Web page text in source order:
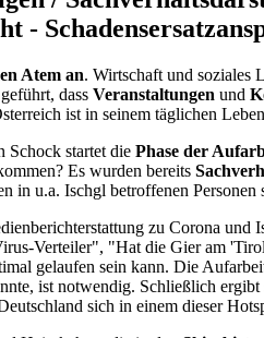
-
Atem an. Wirtschaft und soziales
dass Veranstaltungen und
ist in seinem täglichen
Schock startet die Phase der
Es wurden bereits
in u.a. Ischgl betroffenen Personen
zu Corona
Verteiler", "Hat die Gier am
gelaufen sein kann. Die
ist notwendig. Schließlich
sich in einem dieser